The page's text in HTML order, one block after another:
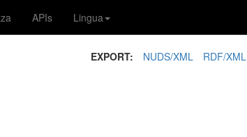
APIs Lingua
EXPORT: NUDS/XML RDF/XML